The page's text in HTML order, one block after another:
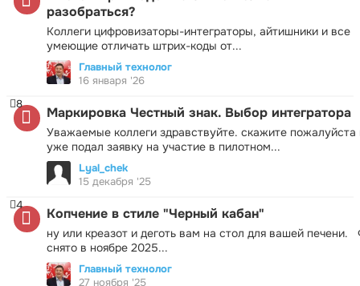
разобраться?
Коллеги цифровизаторы-интеграторы, айтишники и все
умеющие отличать штрих-коды от...
Главный технолог
16 января '26
Маркировка Честный знак. Выбор интегратора
Уважаемые коллеги здравствуйте. скажите пожалуйста
уже подал заявку на участие в пилотном...
8
Lyal_chek
15 декабря '25
Копчение в стиле "Черный кабан"
ну или креазот и деготь вам на стол для вашей печени.
снято в ноябре 2025...
4
Главный технолог
27 ноября '25